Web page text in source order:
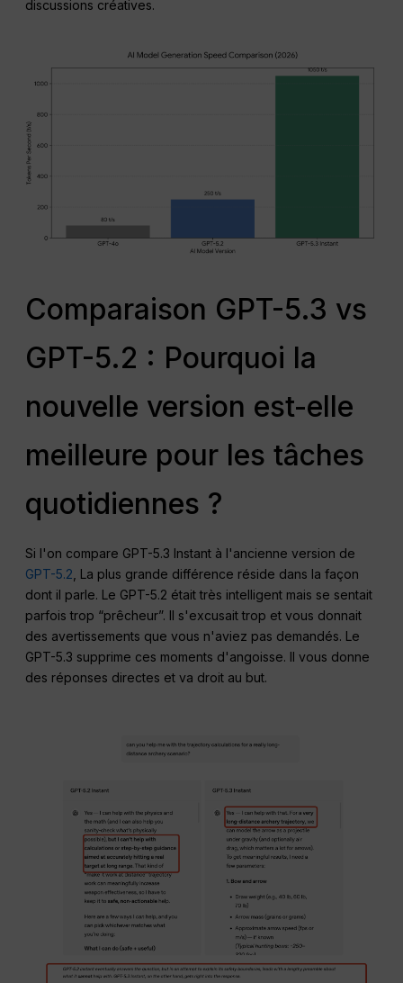
discussions créatives.
Comparaison GPT-5.3 vs
GPT-5.2 : Pourquoi la
nouvelle version est-elle
meilleure pour les tâches
quotidiennes ?
Si l'on compare GPT-5.3 Instant à l'ancienne version de
GPT-5.2 , La plus grande différence réside dans la façon
dont il parle. Le GPT-5.2 était très intelligent mais se sentait
parfois trop “prêcheur”. Il s'excusait trop et vous donnait
des avertissements que vous n'aviez pas demandés. Le
GPT-5.3 supprime ces moments d'angoisse. Il vous donne
des réponses directes et va droit au but.